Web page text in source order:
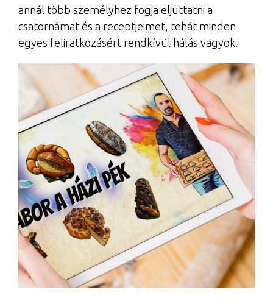
annál több személyhez fogja eljuttatni a
csatornámat és a receptjeimet, tehát minden
egyes feliratkozásért rendkívül hálás vagyok.